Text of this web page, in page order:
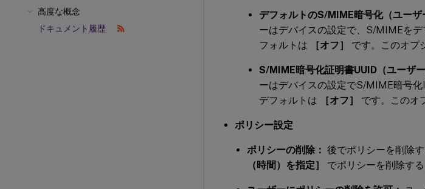
高度な概念
ドキュメント履歴
デフォルトのS/MIME暗号化（ユーザ
ーはデバイスの設定で、S/MIMEを
フォルトは
［オフ］ です。このオプ
S/MIME暗号化証明書UUID（ユーザ
ーはデバイスの設定でS/MIME暗号化
デフォルトは
［オフ］ です。このオ
ポリシー設定
ポリシーの削除： 後でポリシーを削除す
（時間）を指定］
でポリシーを削除す